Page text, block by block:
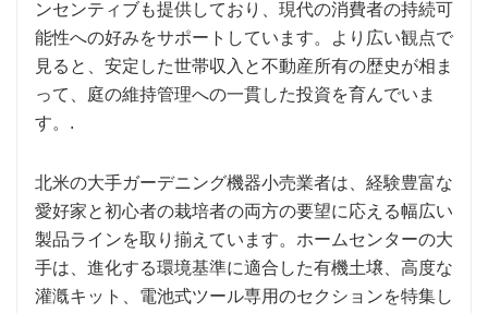
ンセンティブも提供しており、現代の消費者の持続可
能性への好みをサポートしています。より広い観点で
見ると、安定した世帯収入と不動産所有の歴史が相ま
って、庭の維持管理への一貫した投資を育んでいま
す。.
北米の大手ガーデニング機器小売業者は、経験豊富な
愛好家と初心者の栽培者の両方の要望に応える幅広い
製品ラインを取り揃えています。ホームセンターの大
手は、進化する環境基準に適合した有機土壌、高度な
灌漑キット、電池式ツール専用のセクションを特集し